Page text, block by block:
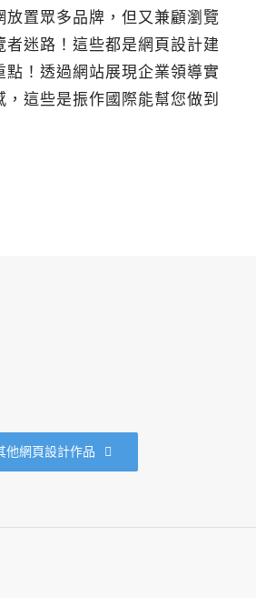
放置眾多品牌，但又兼顧瀏覽
者迷路！這些都是網頁設計建
點！透過網站展現企業領導實
這些是振作國際能幫您做到
他網頁設計作品